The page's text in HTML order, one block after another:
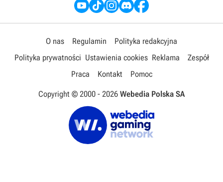
O nas Regulamin
Polityka redakcyjna
Polityka prywatności Ustawienia cookies Reklama
Zespół
Praca
Kontakt Pomoc
Copyright © 2000 - 2026 Webedia Polska SA